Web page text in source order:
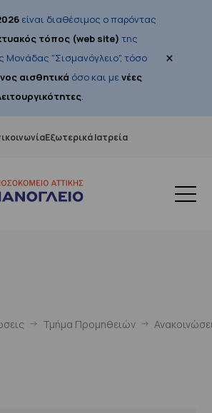
είναι διαθέσιμος ο παρόντας
τόπος (web site) της
Μονάδας "Σισμανόγλειο", τόσο
αισθητικά όσο και μενέες
.
×
Εξωτερικά Ιατρεία
Τμήμα Προμηθειών